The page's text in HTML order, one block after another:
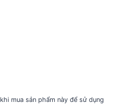
khi mua sản phẩm này để sử dụng